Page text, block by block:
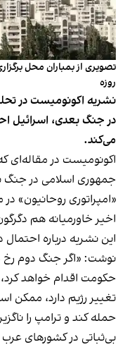
روزه
در جنگ بعدی، اسرائیل
می‌کند.
جمهوری اسلامی در جنگ
«امپراتوری
اخیر خاورمیانه هم
این نشریه درباره
نوشت: «اگر جنگ دوم رخ
حکومت اقدام خواهد کرد،
تغییر رژیم دارد،
حمله کند و ترامپ را
بی‌ثباتی در کشورهای عرب